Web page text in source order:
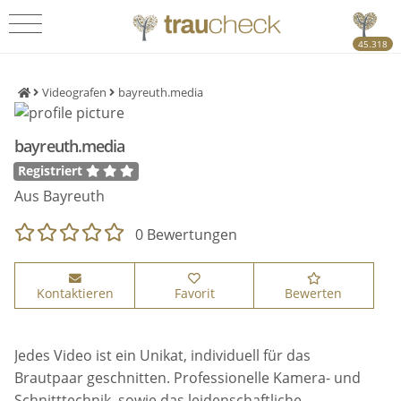
45.318
Videografen bayreuth.media
bayreuth.media
Registriert
Aus Bayreuth
0 Bewertungen
Kontaktieren Favorit Bewerten
Jedes Video ist ein Unikat, individuell für das
Brautpaar geschnitten. Professionelle Kamera- und